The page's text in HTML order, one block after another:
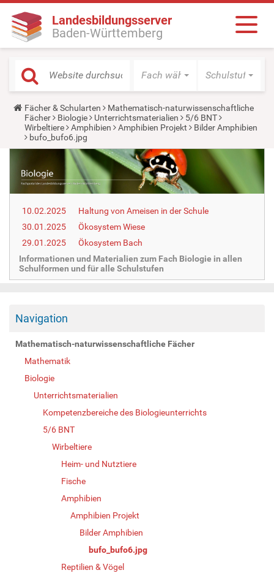
Landesbildungsserver
Baden-Württemberg
Fach wählen Schulstufe
Y
o
u
a
r
e
r
e
Fächer & Schularten
Mathematisch-naturwissenschaftliche
Fächer
Biologie Unterrichtsmaterialien
5/6 BNT
Wirbeltiere
Amphibien Amphibien Projekt
Bilder Amphibien
bufo_bufo6.jpg
10.02.2025
Haltung von Ameisen in der Schule
30.01.2025
Ökosystem Wiese
29.01.2025
Ökosystem Bach
Informationen und Materialien zum Fach Biologie in allen
Schulformen und für alle Schulstufen
Navigation
Mathematisch-naturwissenschaftliche Fächer
Mathematik
Biologie
Unterrichtsmaterialien
Kompetenzbereiche des Biologieunterrichts
5/6 BNT
Wirbeltiere
Heim- und Nutztiere
Fische
Amphibien
Amphibien Projekt
Bilder Amphibien
bufo_bufo6.jpg
Reptilien & Vögel